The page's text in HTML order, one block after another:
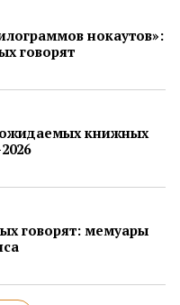
нокаутов»:
говорят
книжных
говорят: мемуары